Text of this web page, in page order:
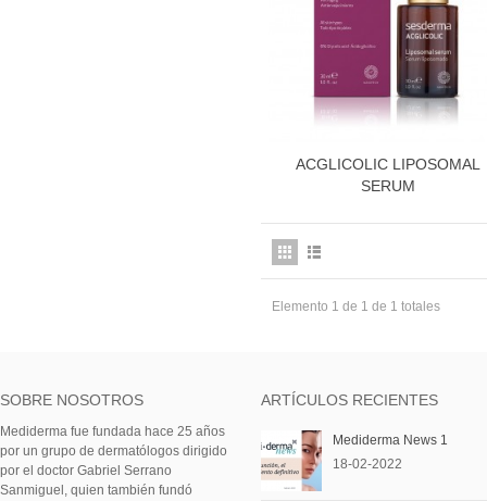
Más información
ACGLICOLIC LIPOSOMAL
SERUM
Elemento 1 de 1 de 1 totales
SOBRE NOSOTROS
Mediderma fue fundada hace 25 años
por un grupo de dermatólogos dirigido
por el doctor Gabriel Serrano
Sanmiguel, quien también fundó
ARTÍCULOS RECIENTES
Mediderma News 1
18-02-2022